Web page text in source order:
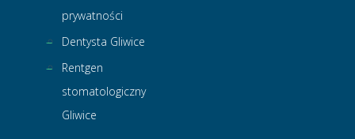
prywatności
Dentysta Gliwice
Rentgen
stomatologiczny
Gliwice